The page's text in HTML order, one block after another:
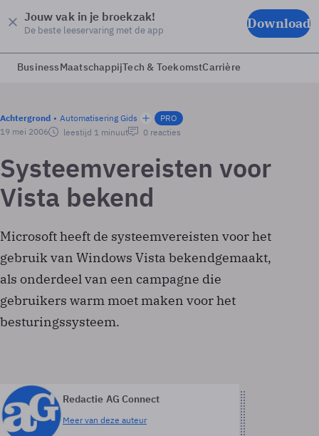
Jouw vak in je broekzak!
De beste leeservaring met de app Download
BusinessMaatschappijTech & ToekomstCarrière
Achtergrond Automatisering Gids
PRO
19 mei 2006
leestijd 1 minuut 0 reacties
Systeemvereisten voor
Vista bekend
Microsoft heeft de systeemvereisten voor het
gebruik van Windows Vista bekendgemaakt,
als onderdeel van een campagne die
gebruikers warm moet maken voor het
besturingssysteem.
Redactie AG Connect
Meer van deze auteur